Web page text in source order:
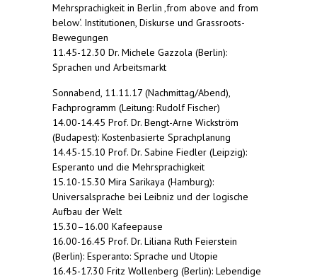
Mehrsprachigkeit in Berlin ‚from above and from
below‘. Institutionen, Diskurse und Grassroots-
Bewegungen
11.45-12.30 Dr. Michele Gazzola (Berlin):
Sprachen und Arbeitsmarkt
Sonnabend, 11.11.17 (Nachmittag/Abend),
Fachprogramm (Leitung: Rudolf Fischer)
14.00-14.45 Prof. Dr. Bengt-Arne Wickström
(Budapest): Kostenbasierte Sprachplanung
14.45-15.10 Prof. Dr. Sabine Fiedler (Leipzig):
Esperanto und die Mehrsprachigkeit
15.10-15.30 Mira Sarikaya (Hamburg):
Universalsprache bei Leibniz und der logische
Aufbau der Welt
15.30–16.00 Kafeepause
16.00-16.45 Prof. Dr. Liliana Ruth Feierstein
(Berlin): Esperanto: Sprache und Utopie
16.45-17.30 Fritz Wollenberg (Berlin): Lebendige